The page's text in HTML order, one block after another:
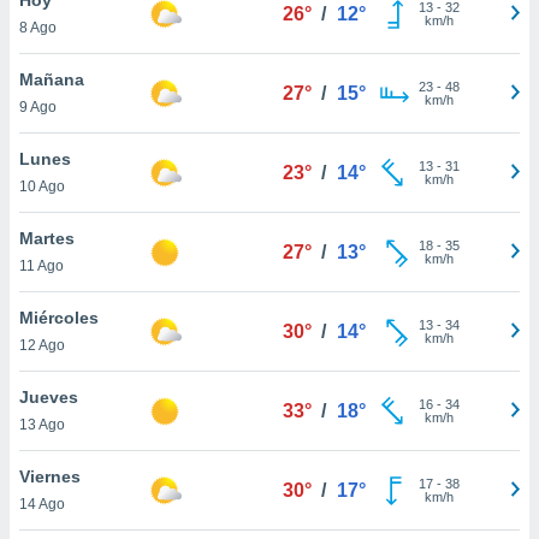
en
más
nuestra
de
cookies
aceptar
8 Ago
26° / 12° 13- 32
km/h
Mañana
9 Ago
27° / 15° 23- 48
km/h
Lunes
10 Ago
23° / 14° 13- 31
km/h
Martes
11 Ago
27° / 13° 18- 35
km/h
Miércoles
12 Ago
30° / 14° 13- 34
km/h
Jueves
13 Ago
33° / 18° 16- 34
km/h
Viernes
14 Ago
30° / 17° 17- 38
km/h